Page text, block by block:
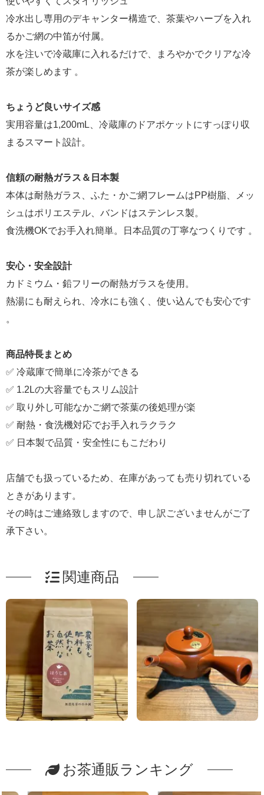
冷水出し専用のデキャンター構造で、茶葉やハーブを入れ
るかご網の中笛が付属。
水を注いで冷蔵庫に入れるだけで、まろやかでクリアな冷
茶が楽しめます 。
ちょうど良いサイズ感
実用容量は1,200mL、冷蔵庫のドアポケットにすっぽり収
まるスマート設計。
信頼の耐熱ガラス＆日本製
本体は耐熱ガラス、ふた・かご網フレームはPP樹脂、メッ
シュはポリエステル、バンドはステンレス製。
食洗機OKでお手入れ簡単。日本品質の丁寧なつくりです 。
安心・安全設計
カドミウム・鉛フリーの耐熱ガラスを使用。
熱湯にも耐えられ、冷水にも強く、使い込んでも安心です
。
商品特長まとめ
✅ 冷蔵庫で簡単に冷茶ができる
✅ 1.2Lの大容量でもスリム設計
✅ 取り外し可能なかご網で茶葉の後処理が楽
✅ 耐熱・食洗機対応でお手入れラクラク
✅ 日本製で品質・安全性にもこだわり
店舗でも扱っているため、在庫があっても売り切れている
ときがあります。
その時はご連絡致しますので、申し訳ございませんがご了
承下さい。
関連商品
お茶通販ランキング